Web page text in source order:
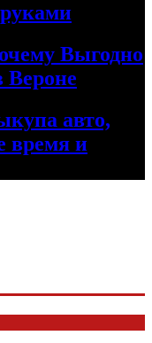
Выгодно
Вероне
авто,
время и